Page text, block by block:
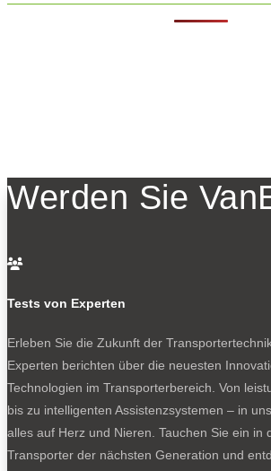
Werden Sie

Tests von Experten
Erleben Sie die Zukunft der
Experten berichten über die neuesten
Technologien im Transporterbereich. Von
bis zu intelligenten Assistenzsystemen – in
alles auf Herz und Nieren. Tauchen Sie ein in
Transporter der nächsten Generation und